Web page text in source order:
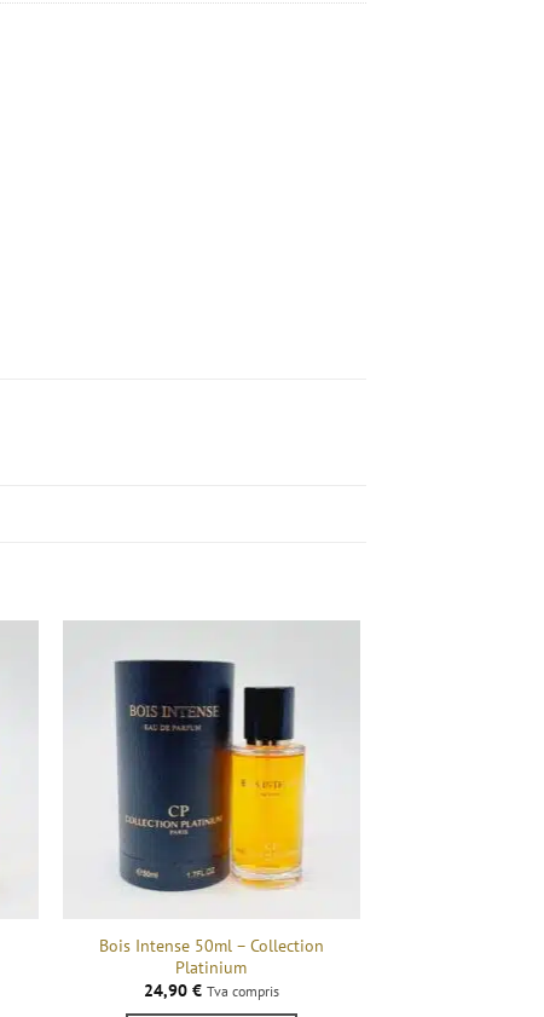
Bois Intense 50ml – Collection
Platinium
24,90 € Tva compris